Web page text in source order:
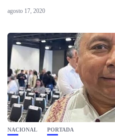
agosto 17, 2020
NACIONAL PORTADA